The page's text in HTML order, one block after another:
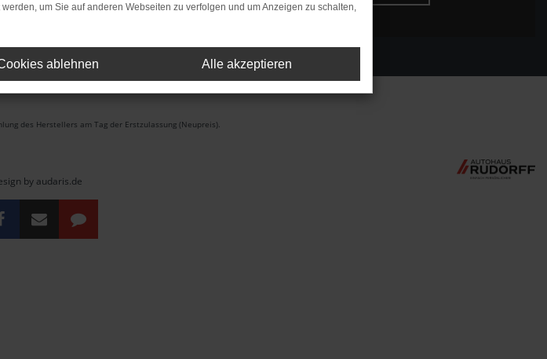
des Herstellers am Tag der Erstzulassung (Neupreis).
by audaris.de
um Sie auf anderen Webseiten zu verfolgen und um Anzeigen zu schalten,
ablehnen Alle akzeptieren